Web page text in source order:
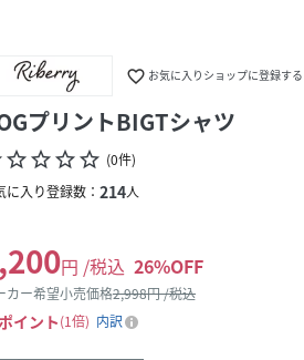
favorite_border お気に入りショップに登録する
プリントBIGTシャツ
star_borderstar_borderstar_borderstar_border (0件)
に入り登録数： 214人
円 /税込 26%OFF
カー希望小売価格2,998円 /税込
イント 1倍 内訳